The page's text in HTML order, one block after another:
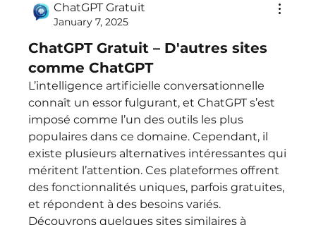
ChatGPT Gratuit
January 7, 2025
ChatGPT Gratuit – D'autres sites
comme ChatGPT
L’intelligence artificielle conversationnelle
connaît un essor fulgurant, et ChatGPT s’est
imposé comme l’un des outils les plus
populaires dans ce domaine. Cependant, il
existe plusieurs alternatives intéressantes qui
méritent l’attention. Ces plateformes offrent
des fonctionnalités uniques, parfois gratuites,
et répondent à des besoins variés.